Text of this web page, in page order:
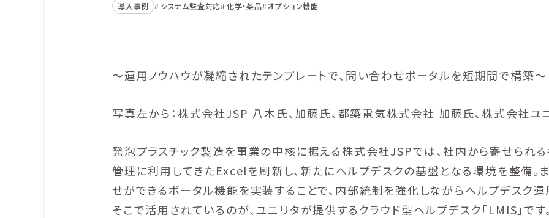
導入事例 システム監査対応 化学・薬品 オプション機能
～運用ノウハウが凝縮されたテンプレートで、問い合わせポータルを短期間で構築～
写真左から：株式会社JSP 八木氏、加藤氏、都築電気株式会社 加藤氏、株式会社ユ
発泡プラスチック製造を事業の中核に据える株式会社JSPでは、社内から寄せられ
管理に利用してきたExcelを刷新し、新たにヘルプデスクの基盤となる環境を整備。
せができるポータル機能を実装することで、内部統制を強化しながらヘルプデスク
そこで活用されているのが、ユニリタが提供するクラウド型ヘルプデスク「LMIS」です